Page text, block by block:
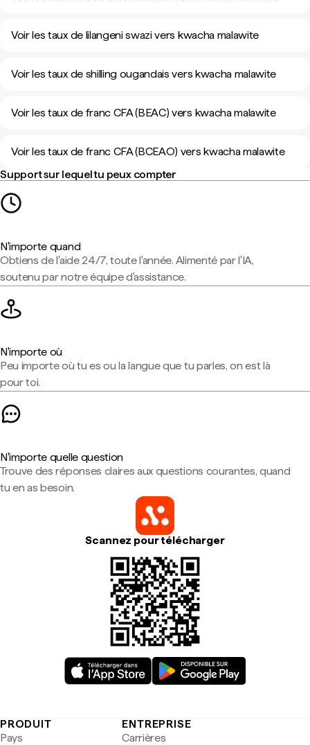
Voir les taux de lilangeni swazi vers kwacha malawite
Voir les taux de shilling ougandais vers kwacha malawite
Voir les taux de franc CFA (BEAC) vers kwacha malawite
Voir les taux de franc CFA (BCEAO) vers kwacha malawite
Support sur lequel tu peux compter
N'importe quand
Obtiens de l'aide 24/7, toute l'année. Alimenté par l'IA,
soutenu par notre équipe d'assistance.
N'importe où
Peu importe où tu es ou la langue que tu parles, on est là
pour toi.
N'importe quelle question
Trouve des réponses claires aux questions courantes, quand
tu en as besoin.
Scannez pour télécharger
PRODUIT
Pays
ENTREPRISE
Carrières